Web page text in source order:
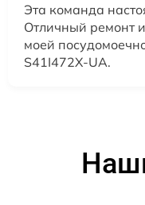
Эта команда
Отличный ремонт
моей
S41I472X-UA.